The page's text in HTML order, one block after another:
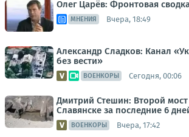
Олег Царёв: Фронтовая
МНЕНИЯ Вчера, 18:49
Александр Сладков: Канал
без вести»
ВОЕНКОРЫ Сегодня, 00:06
Дмитрий Стешин: Второй
Славянске за последние 6
ВОЕНКОРЫ Вчера, 17:42